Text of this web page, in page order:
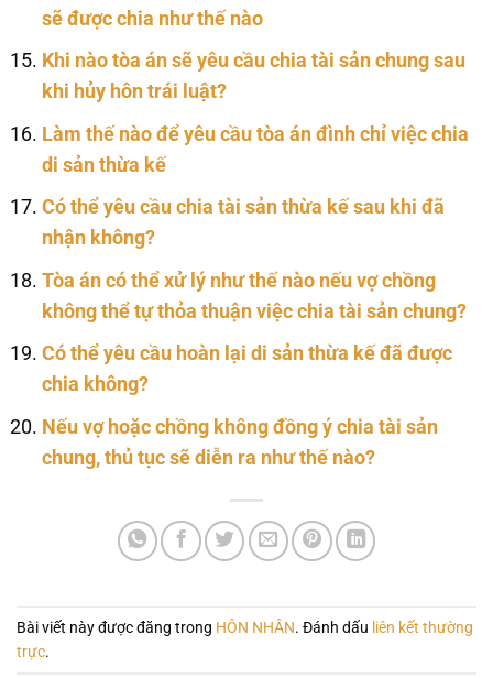
sẽ được chia như thế nào
Khi nào tòa án sẽ yêu cầu chia tài sản chung sau
khi hủy hôn trái luật?
Làm thế nào để yêu cầu tòa án đình chỉ việc chia
di sản thừa kế
Có thể yêu cầu chia tài sản thừa kế sau khi đã
nhận không?
Tòa án có thể xử lý như thế nào nếu vợ chồng
không thể tự thỏa thuận việc chia tài sản chung?
Có thể yêu cầu hoàn lại di sản thừa kế đã được
chia không?
Nếu vợ hoặc chồng không đồng ý chia tài sản
chung, thủ tục sẽ diễn ra như thế nào?
Bài viết này được đăng trong HÔN NHÂN. Đánh dấu liên kết thường
trực.